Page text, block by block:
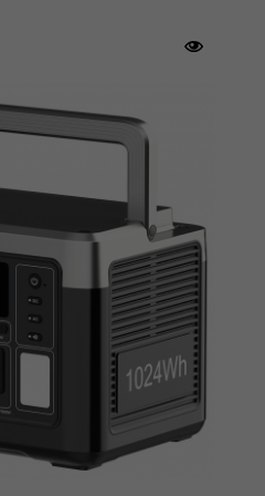
organizzate,
esigenza energetica.
un blackout
o intraprendere
istante grazie alla
W del PowerMax
in soli 1,2 ore e
in appena 1,5 ore,
ad affrontare
tramite app
PowerMax 2400
wireless. Controlla